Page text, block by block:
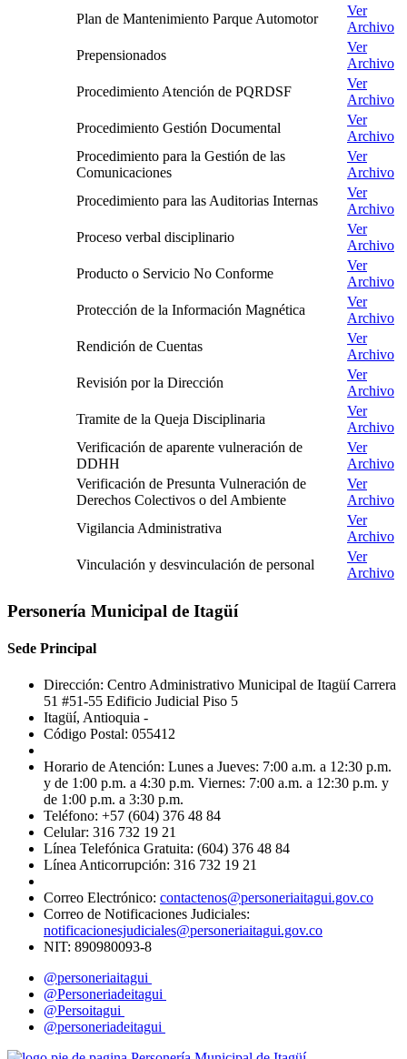
Plan de Mantenimiento Parque Automotor
Ver
Archivo
Prepensionados
Ver
Archivo
Procedimiento Atención de PQRDSF
Ver
Archivo
Procedimiento Gestión Documental
Ver
Archivo
Procedimiento para la Gestión de las
Comunicaciones
Ver
Archivo
Procedimiento para las Auditorias Internas
Ver
Archivo
Proceso verbal disciplinario
Ver
Archivo
Producto o Servicio No Conforme
Ver
Archivo
Protección de la Información Magnética
Ver
Archivo
Rendición de Cuentas
Ver
Archivo
Revisión por la Dirección
Ver
Archivo
Tramite de la Queja Disciplinaria
Ver
Archivo
Verificación de aparente vulneración de
DDHH
Ver
Archivo
Verificación de Presunta Vulneración de
Derechos Colectivos o del Ambiente
Ver
Archivo
Vigilancia Administrativa
Ver
Archivo
Vinculación y desvinculación de personal
Ver
Archivo
Personería Municipal de Itagüí
Sede Principal
Dirección: Centro Administrativo Municipal de Itagüí Carrera
51 #51-55 Edificio Judicial Piso 5
Itagüí, Antioquia -
Código Postal: 055412
Horario de Atención: Lunes a Jueves: 7:00 a.m. a 12:30 p.m.
y de 1:00 p.m. a 4:30 p.m. Viernes: 7:00 a.m. a 12:30 p.m. y
de 1:00 p.m. a 3:30 p.m.
Teléfono: +57 (604) 376 48 84
Celular: 316 732 19 21
Línea Telefónica Gratuita: (604) 376 48 84
Línea Anticorrupción: 316 732 19 21
Correo Electrónico: contactenos@personeriaitagui.gov.co
Correo de Notificaciones Judiciales:
notificacionesjudiciales@personeriaitagui.gov.co
NIT: 890980093-8
@personeriaitagui
@Personeriadeitagui
@Persoitagui
@personeriadeitagui